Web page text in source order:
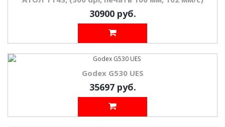
30900 руб.
Godex G530 UES
35697 руб.